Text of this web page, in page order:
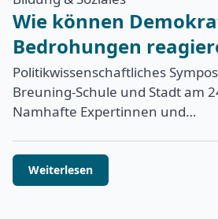
Wie können
Bedrohungen
Politikwissenschaftliches
Breuning-Schule und Stadt am
Namhafte Expertinnen und…
Weiterlesen